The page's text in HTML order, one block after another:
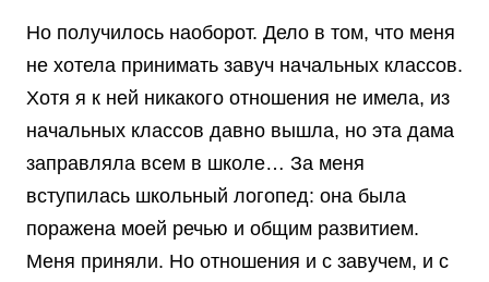
Но получилось наоборот. Дело в том, что меня
не хотела принимать завуч начальных классов.
Хотя я к ней никакого отношения не имела, из
начальных классов давно вышла, но эта дама
заправляла всем в школе… За меня
вступилась школьный логопед: она была
поражена моей речью и общим развитием.
Меня приняли. Но отношения и с завучем, и с